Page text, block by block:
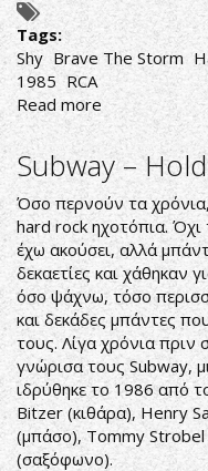
Tags:
Shy Brave The Storm
1985 RCA
Read more about
Shy
‎–
Brave
The
Storm
Subway ‎–
Όσο περνούν τα
hard rock ηχοτόπια.
έχω ακούσει, αλλά
δεκαετίες και χάθηκαν
όσο ψάχνω, τόσο
και δεκάδες μπάντες
τους. Λίγα χρόνια πριν
γνώρισα τους Subway,
ιδρύθηκε το 1986 από
Bitzer (κιθάρα), Henry
(μπάσο), Tommy Strobel
(σαξόφωνο).